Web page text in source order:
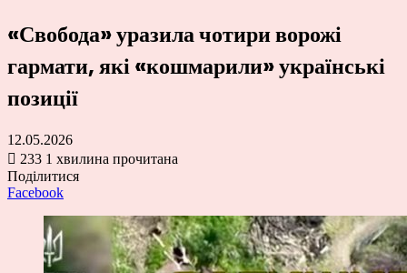
«Свобода» уразила чотири ворожі
гармати, які «кошмарили» українські
позиції
12.05.2026
233 1 хвилина прочитана
Поділитися
Facebook